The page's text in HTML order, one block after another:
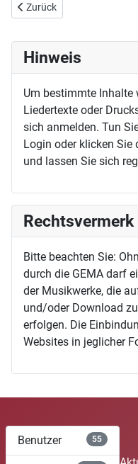
Vorheriger Beitrag: Brich
Zurück
Hinweis
Um bestimmte Inhalte
Liedertexte oder
sich anmelden. Tun
Login oder klicken Sie
und lassen Sie sich
Rechtsvermerk
Bitte beachten Sie:
durch die GEMA darf
der Musikwerke, die
und/oder Download
erfolgen. Die
Websites in jeglicher
Benutzer 55